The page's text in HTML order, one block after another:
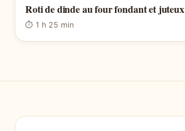
Roti de dinde au four fondant et juteux
⏱ 1 h 25 min